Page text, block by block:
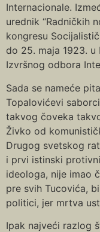
Internacionale.
urednik “Radničkih
kongresu
do 25. maja 1923.
Izvršnog odbora
Sada se nameće
Topalovićevi
takvog čoveka
Živko od
Drugog svetskog
i prvi istinski
ideologa, nije imao
pre svih Tucovića,
politici, jer mrtva
Ipak najveći razlog